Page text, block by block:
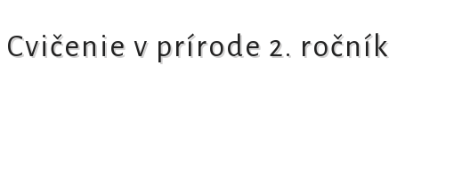
Cvičenie v prírode 2. ročník